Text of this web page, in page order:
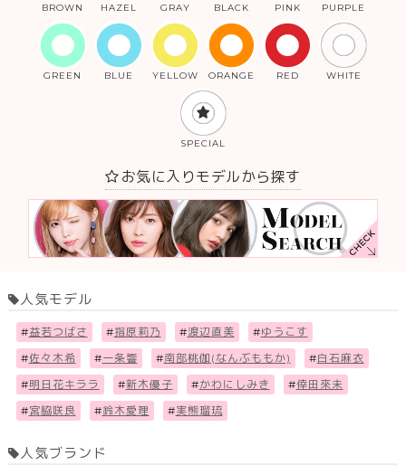
BROWN HAZEL GRAY BLACK PINK PURPLE
GREEN BLUE YELLOW ORANGE RED WHITE
SPECIAL
お気に入りモデルから探す
人気モデル
#益若つばさ #指原莉乃 #渡辺直美 #ゆうこす
#佐々木希 #一条響 #南部桃伽(なんぶももか) #白石麻衣
#明日花キララ #新木優子 #かわにしみき #倖田來未
#宮脇咲良 #鈴木愛理 #実熊瑠琉
人気ブランド